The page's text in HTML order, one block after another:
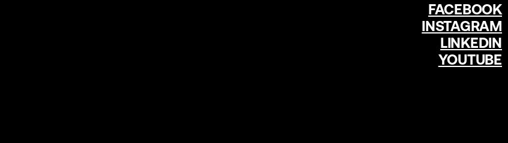
FACEBOOK
INSTAGRAM
LINKEDIN
YOUTUBE